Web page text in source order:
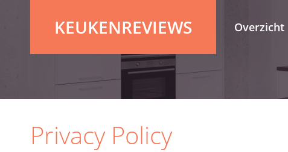
KEUKENREVIEWS Overzicht
Privacy Policy